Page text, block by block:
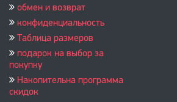
обмен и возврат
конфиденциальность
Таблица размеров
подарок на выбор за
покупку
Накопительна программа
скидок